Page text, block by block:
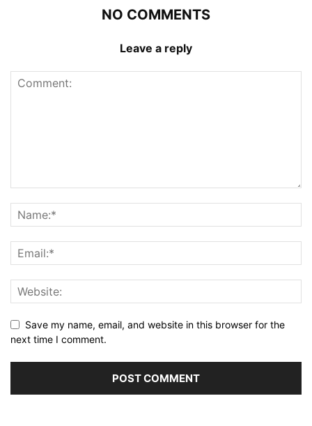
NO COMMENTS
Leave a reply
Save my name, email, and website in this browser for the
next time I comment.